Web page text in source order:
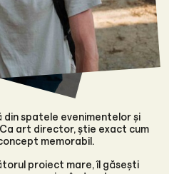
spatele evenimentelor și
art director, știe exact cum
memorabil.
proiect mare, îl găsești